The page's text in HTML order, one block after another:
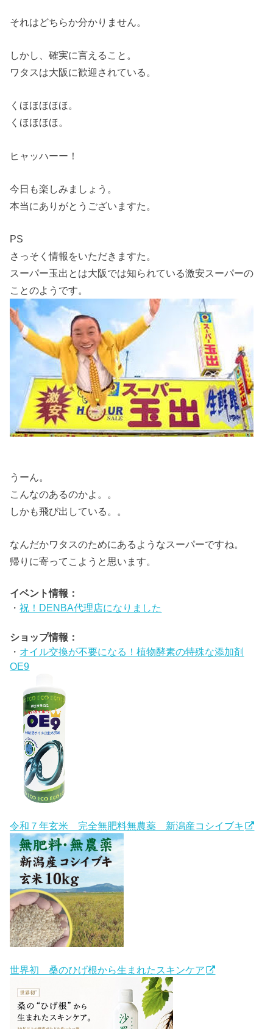
それはどちらか分かりません。
しかし、確実に言えること。
ワタスは大阪に歓迎されている。
くほほほほほ。
くほほほほ。
ヒャッハーー！
今日も楽しみましょう。
本当にありがとうございますた。
PS
さっそく情報をいただきますた。
スーパー玉出とは大阪では知られている激安スーパーの
ことのようです。
うーん。
こんなのあるのかよ。。
しかも飛び出している。。
なんだかワタスのためにあるようなスーパーですね。
帰りに寄ってこようと思います。
イベント情報：
・祝！DENBA代理店になりました
ショップ情報：
・ オイル交換が不要になる！植物酵素の特殊な添加剤
OE9
令和７年玄米 完全無肥料無農薬 新潟産コシイブキ
世界初 桑のひげ根から生まれたスキンケア